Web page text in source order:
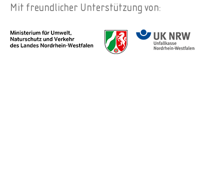
Mit freundlicher Unterstützung von: